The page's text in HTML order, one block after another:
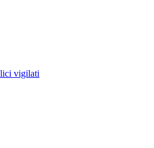
vigilati